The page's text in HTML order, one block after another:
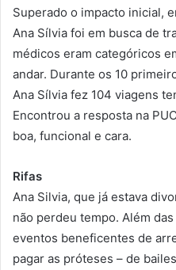
Superado o impacto inicial,
Ana Sílvia foi em busca de
médicos eram categóricos
andar. Durante os 10
Ana Sílvia fez 104 viagens
Encontrou a resposta na
boa, funcional e cara.
Rifas
Ana Silvia, que já estava
não perdeu tempo. Além
eventos beneficentes de
pagar as próteses – de